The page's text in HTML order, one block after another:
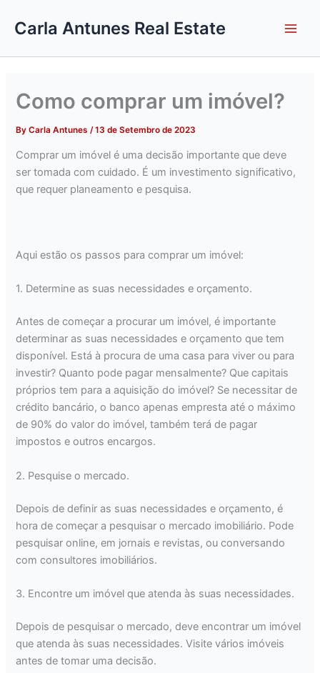
Carla Antunes Real Estate
Como comprar um imóvel?
ByCarla Antunes /13 de Setembro de 2023
Comprar um imóvel é uma decisão importante que deve
ser tomada com cuidado. É um investimento significativo,
que requer planeamento e pesquisa.
Aqui estão os passos para comprar um imóvel:
1. Determine as suas necessidades e orçamento.
Antes de começar a procurar um imóvel, é importante
determinar as suas necessidades e orçamento que tem
disponível. Está à procura de uma casa para viver ou para
investir? Quanto pode pagar mensalmente? Que capitais
próprios tem para a aquisição do imóvel? Se necessitar de
crédito bancário, o banco apenas empresta até o máximo
de 90% do valor do imóvel, também terá de pagar
impostos e outros encargos.
2. Pesquise o mercado.
Depois de definir as suas necessidades e orçamento, é
hora de começar a pesquisar o mercado imobiliário. Pode
pesquisar online, em jornais e revistas, ou conversando
com consultores imobiliários.
3. Encontre um imóvel que atenda às suas necessidades.
Depois de pesquisar o mercado, deve encontrar um imóvel
que atenda às suas necessidades. Visite vários imóveis
antes de tomar uma decisão.